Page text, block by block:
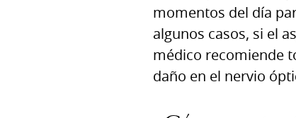
momentos del día
algunos casos, si el
médico recomiende
daño en el nervio